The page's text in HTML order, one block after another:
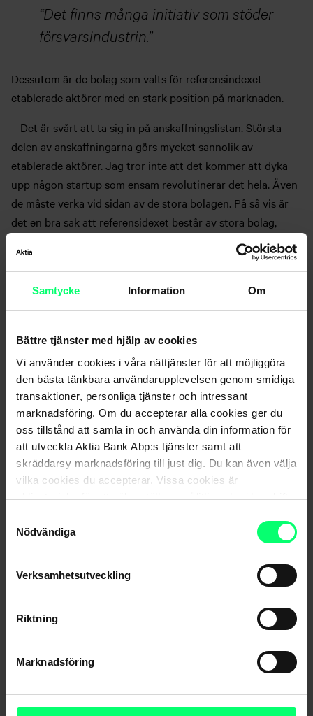
Samtycke Information Om
Bättre tjänster med hjälp av cookies
Vi använder cookies i våra nättjänster för att möjliggöra
den bästa tänkbara användarupplevelsen genom smidiga
transaktioner, personliga tjänster och intressant
marknadsföring. Om du accepterar alla cookies ger du
oss tillstånd att samla in och använda din information för
att utveckla Aktia Bank Abp:s tjänster samt att
skräddarsy marknadsföring till just dig. Du kan även välja
vilka cookies du accepterar. Vissa cookies är
obligatoriska för att säkerställa en pålitlig och säker drift
Nödvändiga
Verksamhetsutveckling
Riktning
Marknadsföring
Det finns många initiativ som stöder
försvarsindustrin.
Dessutom är de bolag som valts för referensindexet
etablerade aktörer med en stark position på marknaden.
– Det är svårt att ta sig in på anskaffningslistan. Största
delen av anskaffningarna görs mycket sannolik av
etablerade aktörer. Jag tror inte att det kommer att dyka
upp någon startup som ensam revolutinerar det hela. Även
de måste verka vid sidan av de stora bolagen. På så vis är
det en bra sak att referensidexet består av stora bolag,
Även en eventuell förbättring av läget i Ukraina skulle
kunna minska efterfrågan. En sådan förbättring verkar ändå
inte sannolik åtminstone under den här
– Om Rysslands situation skulle förändras så att
tilläggssatsningar på försvaret i Europa inte längre behövs
skulle det förstås ha en negativ inverkan på dessa bolag.
Men å andra sidan hade det varit en bra sak på många
andra sätt, betonar Thylin.
Korpivaara påminner också om att de ökade
förväntningarna som riktas mot branschen redan har lyft
aktiernas värderingsnivåer tämligen högt.
– Jag tror att vi redan har sett de största uppgångarna.
att ske men nog kommer det att finnas god tillväxt och
En placering skräddarsydd för
rådande marknadsläget och den rådande marknadssynen.